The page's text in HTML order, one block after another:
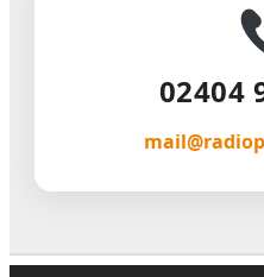
02404